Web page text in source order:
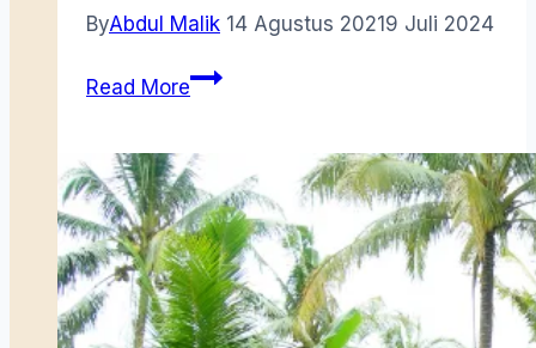
ByAbdul Malik 14 Agustus 20219 Juli 2024
Read MoreTapak
di
Sungai
Johor